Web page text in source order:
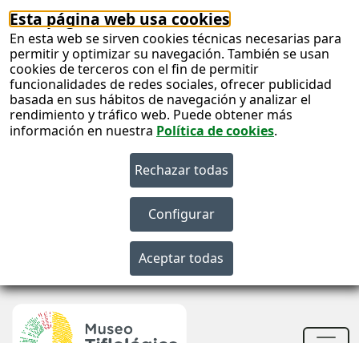
Esta página web usa cookies
En esta web se sirven cookies técnicas necesarias para
permitir y optimizar su navegación. También se usan
cookies de terceros con el fin de permitir
funcionalidades de redes sociales, ofrecer publicidad
basada en sus hábitos de navegación y analizar el
rendimiento y tráfico web. Puede obtener más
información en nuestra Política de cookies.